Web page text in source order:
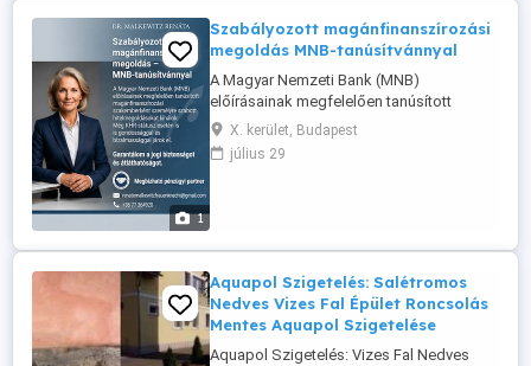
1
Szabályozott magánfinanszírozási
megoldás MNB-tanúsítvánnyal
A Magyar Nemzeti Bank (MNB)
előírásainak megfelelően tanúsított
magánfinanszírozási szakemberként
olyan személyre szabott
hitelmegoldásokat kínálok, amelyek teljes
rendszer bejegyzése) esetén ...
X. kerület, Budapest
július 29
Aquapol Szigetelés: Salétromos
Nedves Vizes Fal Épület Roncsolás
Mentes Aquapol Szigetelése
Aquapol Szigetelés: Vizes Fal Nedves